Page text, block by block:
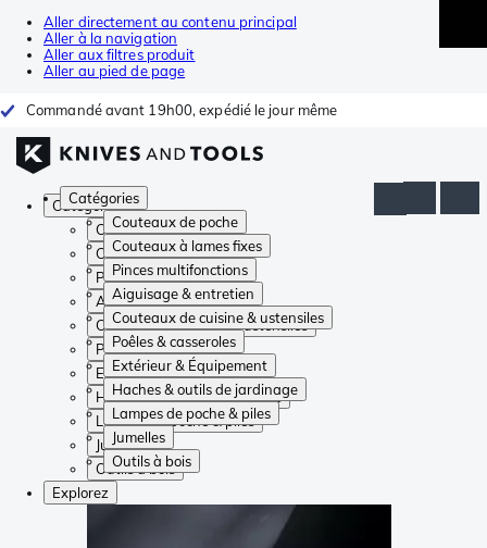
Aller directement au contenu principal
Aller à la navigation
Aller aux filtres produit
Aller au pied de page
Commandé avant 19h00, expédié le jour même
Catégories
Couteaux de poche
Couteaux à lames fixes
Pinces multifonctions
Aiguisage & entretien
Couteaux de cuisine & ustensiles
Poêles & casseroles
Extérieur & Équipement
Haches & outils de jardinage
Lampes de poche & piles
Jumelles
Outils à bois
Catégories
Couteaux de poche
Couteaux à lames fixes
Pinces multifonctions
Aiguisage & entretien
Couteaux de cuisine & ustensiles
Poêles & casseroles
Extérieur & Équipement
Haches & outils de jardinage
Lampes de poche & piles
Jumelles
Outils à bois
Explorez